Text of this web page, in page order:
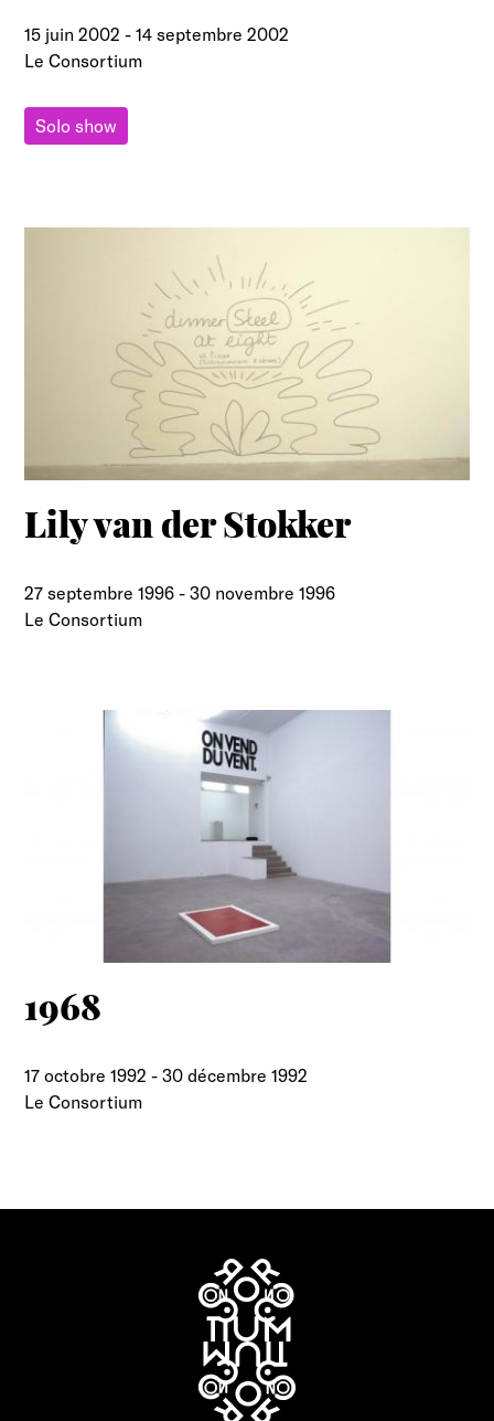
15 juin 2002 -14 septembre 2002
Le Consortium
Solo show
Lily van der Stokker
27 septembre 1996 -30 novembre 1996
Le Consortium
1968
17 octobre 1992 -30 décembre 1992
Le Consortium